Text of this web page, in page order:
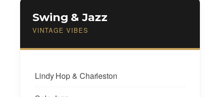
Swing & Jazz
VINTAGE VIBES
Lindy Hop & Charleston